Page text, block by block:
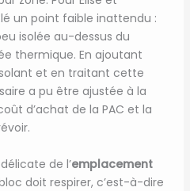
un point faible inattendu :
isolée au-dessus du
thermique. En ajoutant
et en traitant cette
a pu être ajustée à la
d’achat de la PAC et la
de l’emplacement
doit respirer, c’est-à-dire